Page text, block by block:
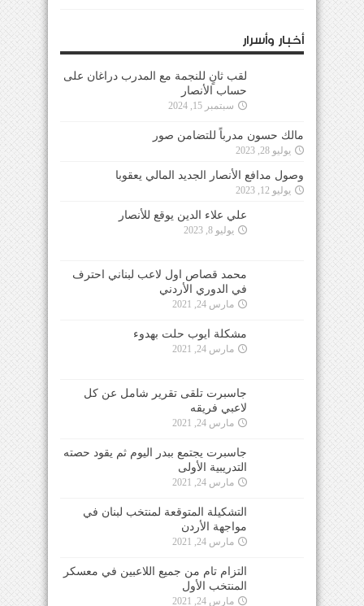
أخبار وأسرار
لقب ثانٍ للنجمة مع المدرب دراغان على
حساب الأنصار
سبتمبر 15, 2024
مالك حسون مدرباً للتضامن صور
يوليو 28, 2023
وصول مدافع الأنصار الجديد المالي يعقوبا
يوليو 12, 2023
علي علاء الدين يوقع للأنصار
يوليو 8, 2023
محمد قصاص اول لاعب لبناني احترف
في الدوري الأردني
مارس 24, 2021
مشكلة ايوب حلت بهدوء
مارس 24, 2021
جاسبرت تلقى تقرير شامل عن كل
لاعبي فريقه
مارس 24, 2021
جاسبرت يجتمع ببدر اليوم ثم يقود حصته
التدريبية الأولى
مارس 24, 2021
التشكيلة المتوقعة لمنتخب لبنان في
مواجهة الأردن
مارس 24, 2021
التزام تام من جميع اللاعبين في معسكر
المنتخب الأول
مارس 24, 2021